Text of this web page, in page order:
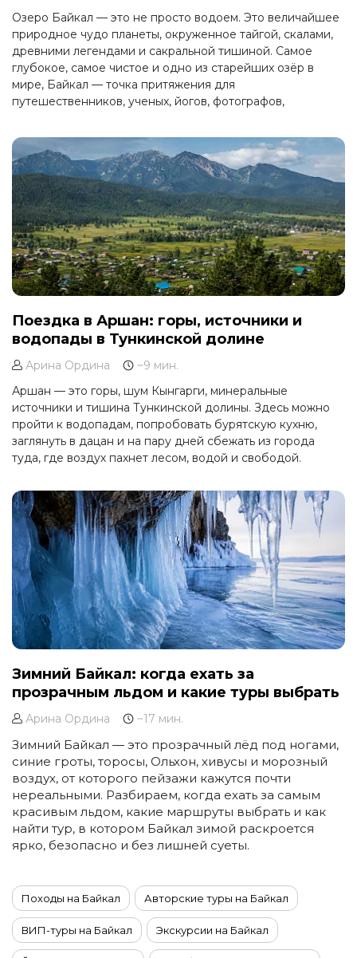
Озеро Байкал — это не просто водоем. Это величайшее
природное чудо планеты, окруженное тайгой, скалами,
древними легендами и сакральной тишиной. Самое
глубокое, самое чистое и одно из старейших озёр в
мире, Байкал — точка притяжения для
путешественников, ученых, йогов, фотографов,
Поездка в Аршан: горы, источники и
водопады в Тункинской долине
Арина Ордина
~9 мин.
Аршан — это горы, шум Кынгарги, минеральные
источники и тишина Тункинской долины. Здесь можно
пройти к водопадам, попробовать бурятскую кухню,
заглянуть в дацан и на пару дней сбежать из города
туда, где воздух пахнет лесом, водой и свободой.
Зимний Байкал: когда ехать за
прозрачным льдом и какие туры выбрать
Арина Ордина ~17 мин.
Зимний Байкал — это прозрачный лёд под ногами,
синие гроты, торосы, Ольхон, хивусы и морозный
воздух, от которого пейзажи кажутся почти
нереальными. Разбираем, когда ехать за самым
красивым льдом, какие маршруты выбрать и как
найти тур, в котором Байкал зимой раскроется
ярко, безопасно и без лишней суеты.
Походы на Байкал Авторские туры на Байкал
ВИП-туры на Байкал Экскурсии на Байкал